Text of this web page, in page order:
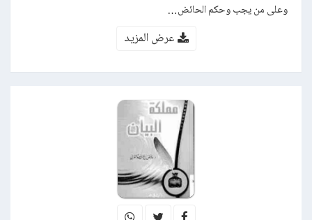
وعلى من يجب وحكم الحائض…
عرض المزيد